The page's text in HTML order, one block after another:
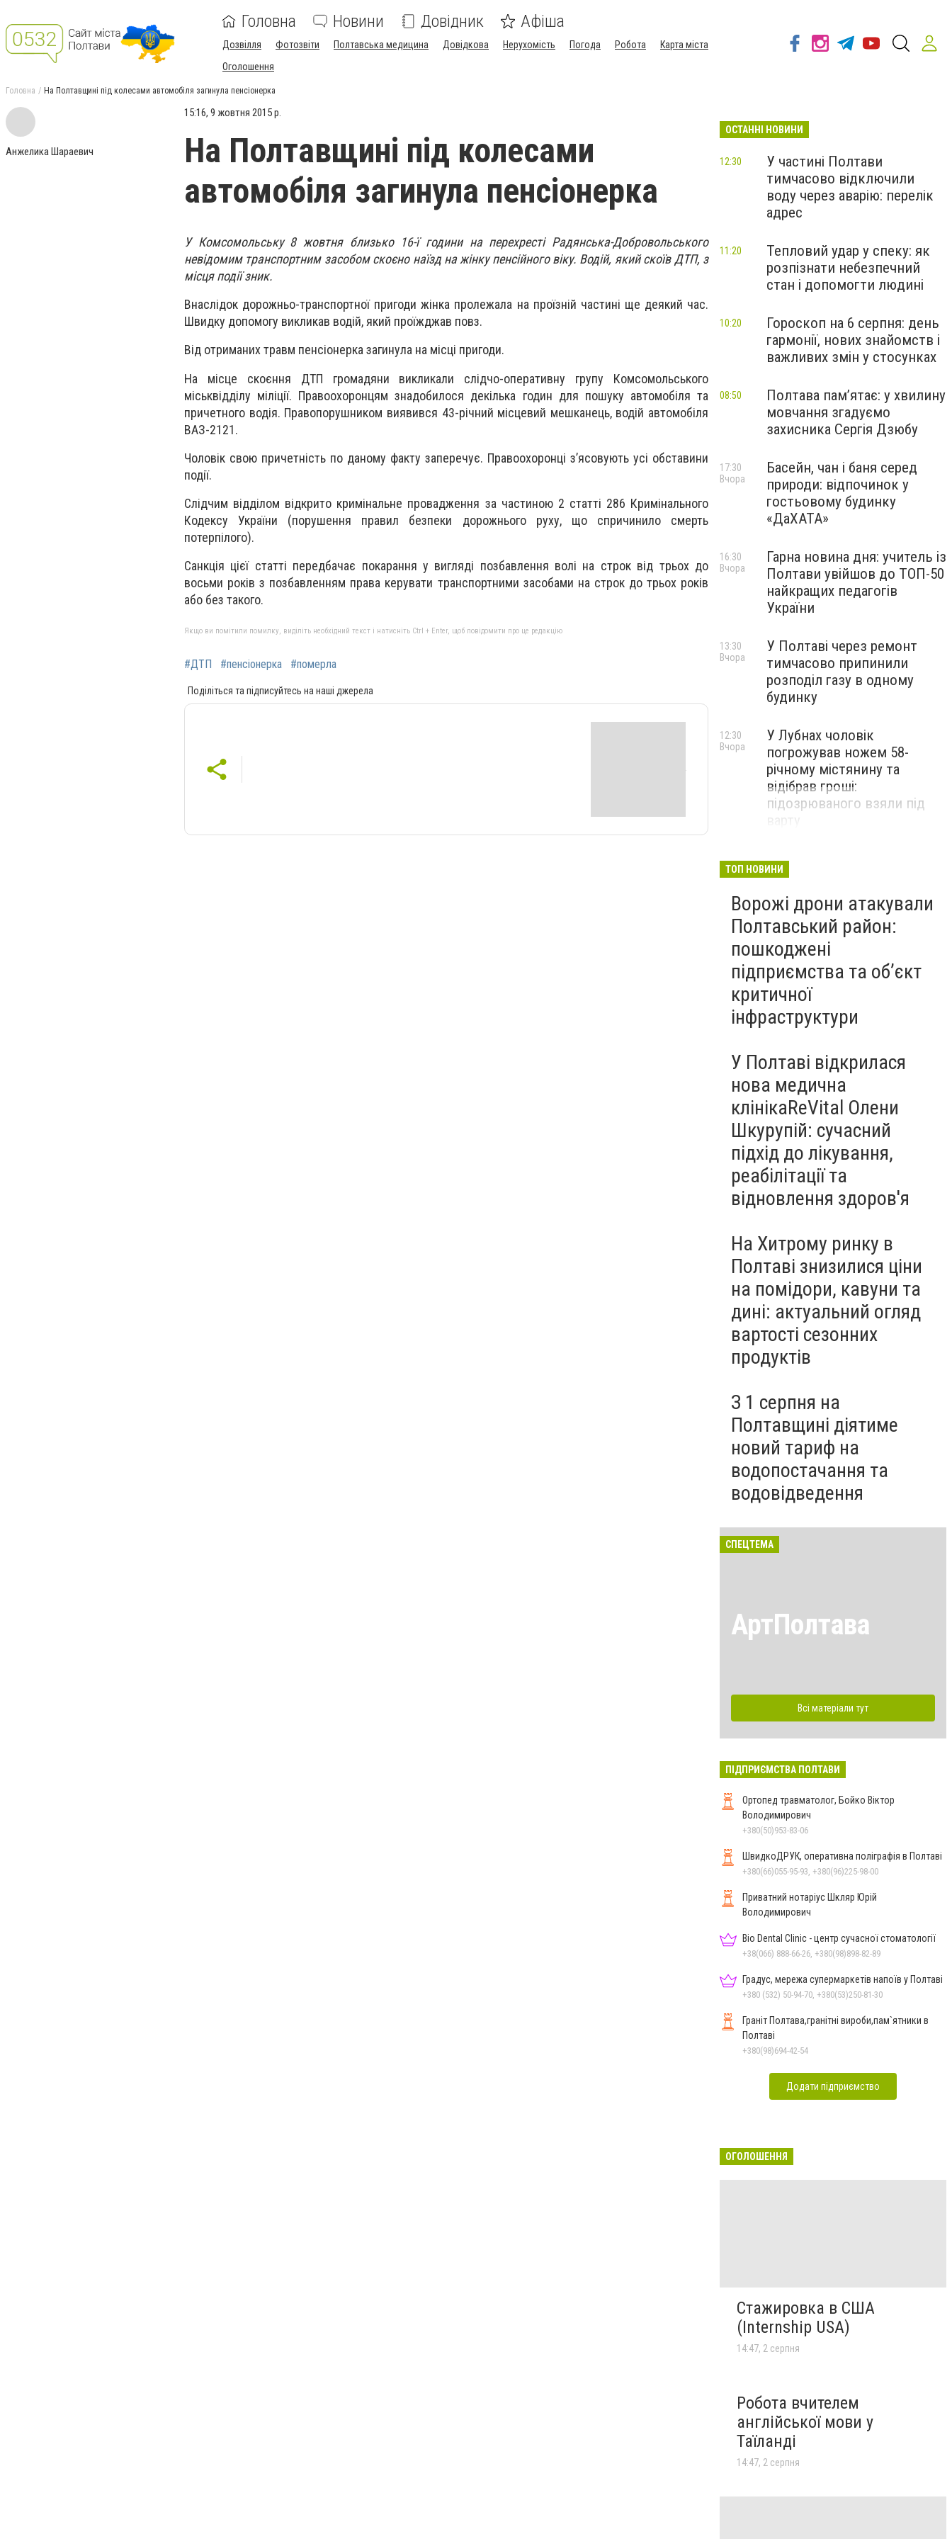
Головна Новини Довідник Афіша
Дозвілля Фотозвіти Полтавська медицина Довідкова Нерухомість Погода Робота
Карта міста
Оголошення
Головна На Полтавщині під колесами автомобіля загинула пенсіонерка
Анжелика Шараевич
15:16, 9 жовтня 2015 р.
На Полтавщині під колесами
автомобіля загинула пенсіонерка
У Комсомольську 8 жовтня близько 16-ї години на перехресті Радянська-Добровольського
невідомим транспортним засобом скоєно наїзд на жінку пенсійного віку. Водій, який скоїв ДТП, з
місця події зник.
Внаслідок дорожньо-транспортної пригоди жінка пролежала на проїзній частині ще деякий час.
Швидку допомогу викликав водій, який проїжджав повз.
Від отриманих травм пенсіонерка загинула на місці пригоди.
На місце скоєння ДТП громадяни викликали слідчо-оперативну групу Комсомольського
міськвідділу міліції. Правоохоронцям знадобилося декілька годин для пошуку автомобіля та
причетного водія. Правопорушником виявився 43-річний місцевий мешканець, водій автомобіля
ВАЗ-2121.
Чоловік свою причетність по даному факту заперечує. Правоохоронці з’ясовують усі обставини
події.
Слідчим відділом відкрито кримінальне провадження за частиною 2 статті 286 Кримінального
Кодексу України (порушення правил безпеки дорожнього руху, що спричинило смерть
потерпілого).
Санкція цієї статті передбачає покарання у вигляді позбавлення волі на строк від трьох до
восьми років з позбавленням права керувати транспортними засобами на строк до трьох років
або без такого.
Якщо ви помітили помилку, виділіть необхідний текст і натисніть Ctrl + Enter, щоб повідомити про це редакцію
#ДТП #пенсіонерка #померла
Поділіться та підписуйтесь на наші джерела
ОСТАННІ НОВИНИ
У частині Полтави
тимчасово відключили
воду через аварію: перелік
адрес
12:30
Тепловий удар у спеку: як
розпізнати небезпечний
стан і допомогти людині
11:20
Гороскоп на 6 серпня: день
гармонії, нових знайомств і
важливих змін у стосунках
10:20
Полтава пам’ятає: у хвилину
мовчання згадуємо
захисника Сергія Дзюбу
08:50
Басейн, чан і баня серед
природи: відпочинок у
гостьовому будинку
«ДаХАТА»
17:30
Вчора
Гарна новина дня: учитель із
Полтави увійшов до ТОП-50
найкращих педагогів
України
16:30
Вчора
У Полтаві через ремонт
тимчасово припинили
розподіл газу в одному
будинку
13:30
Вчора
У Лубнах чоловік
погрожував ножем 58-
річному містянину та
відібрав гроші:
підозрюваного взяли під
12:30
Вчора
ТОП НОВИНИ
Ворожі дрони атакували
Полтавський район:
пошкоджені
підприємства та об’єкт
критичної
інфраструктури
У Полтаві відкрилася
нова медична
клінікаReVital Олени
Шкурупій: сучасний
підхід до лікування,
реабілітації та
відновлення здоров'я
На Хитрому ринку в
Полтаві знизилися ціни
на помідори, кавуни та
дині: актуальний огляд
вартості сезонних
продуктів
З 1 серпня на
Полтавщині діятиме
новий тариф на
водопостачання та
водовідведення
СПЕЦТЕМА
АртПолтава
Всі матеріали тут
ПІДПРИЄМСТВА ПОЛТАВИ
Ортопед травматолог, Бойко Віктор
Володимирович
+380(50)953-83-06
ШвидкоДРУК, оперативна поліграфія в Полтаві
+380(66)055-95-93, +380(96)225-98-00
Приватний нотаріус Шкляр Юрій
Володимирович
Bio Dental Clinic - центр сучасної стоматології
+38(066) 888-66-26, +380(98)898-82-89
Градус, мережа супермаркетів напоїв у Полтаві
+380 (532) 50-94-70, +380(53)250-81-30
Граніт Полтава,гранітні вироби,пам`ятники в
Полтаві
+380(98)694-42-54
Додати підприємство
ОГОЛОШЕННЯ
Стажировка в США
(Internship USA)
14:47, 2 серпня
Робота вчителем
англійської мови у
Таїланді
14:47, 2 серпня